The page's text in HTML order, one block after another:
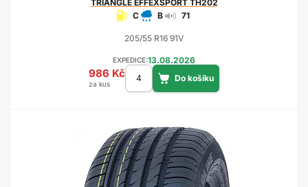
TRIANGLEEFFEXSPORT TH202
C
B 71
205/55 R16 91V
EXPEDICE:13.08.2026
986 Kč
za kus